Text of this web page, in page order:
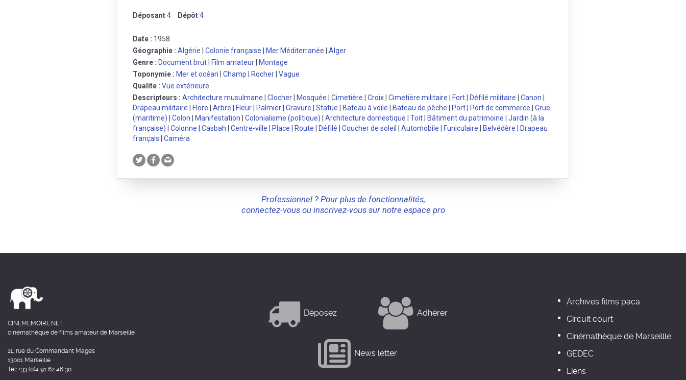
Déposant4 Dépôt4
Date : 1958
Géographie : Algérie Colonie française Mer Méditerranée
Alger
Genre : Document brut Film amateur
Montage
Toponymie : Mer et océan Champ Rocher Vague
Qualite : Vue extérieure
Descripteurs : Architecture musulmane Clocher Mosquée Cimetière Croix Cimetière militaire Fort Défilé militaire Canon
Drapeau militaire
Flore Arbre Fleur Palmier Gravure Statue Bateau à voile Bateau de pêche Port Port de commerce
Grue
(maritime)
Colon Manifestation Colonialisme (politique) Architecture domestique Toit Bâtiment du patrimoine
Jardin (à la
française)
Colonne Casbah Centre-ville Place Route Défilé Coucher de soleil Automobile Funiculaire Belvédère
Drapeau
français
Caméra
Professionnel ? Pour plus de fonctionnalités,
connectez-vous ou inscrivez-vous sur notre espace pro
CINEMEMOIRE.NET
cinémathèque de films amateur de Marseille
11, rue du Commandant Mages
13001 Marseille
Tél: +33 (0)4 91 62 46 30
Déposez Adhérer
News letter
Archives films paca
Circuit court
Cinémathèque de Marseillle
GEDEC
Liens